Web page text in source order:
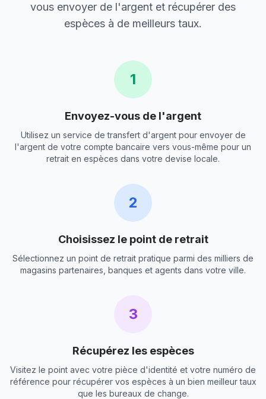
vous envoyer de l'argent et récupérer des
espèces à de meilleurs taux.
1
Envoyez-vous de l'argent
Utilisez un service de transfert d'argent pour envoyer de
l'argent de votre compte bancaire vers vous-même pour un
retrait en espèces dans votre devise locale.
2
Choisissez le point de retrait
Sélectionnez un point de retrait pratique parmi des milliers de
magasins partenaires, banques et agents dans votre ville.
3
Récupérez les espèces
Visitez le point avec votre pièce d'identité et votre numéro de
référence pour récupérer vos espèces à un bien meilleur taux
que les bureaux de change.